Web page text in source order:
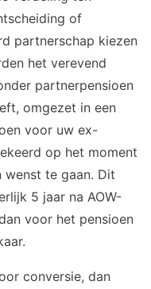
of
partnerschap kiezen
het verevend
partnerpensioen
omgezet in een
voor uw ex-
op het moment
te gaan. Dit
5 jaar na AOW-
voor het pensioen
conversie, dan